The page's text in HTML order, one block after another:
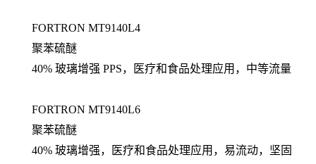
FORTRON MT9140L4
聚苯硫醚
40% 玻璃增强 PPS，医疗和食品处理应用，中等流量
FORTRON MT9140L6
聚苯硫醚
40% 玻璃增强，医疗和食品处理应用，易流动，坚固